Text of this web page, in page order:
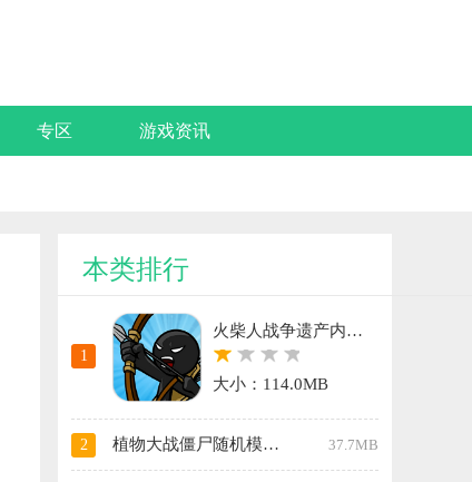
专区 游戏资讯
本类排行
1
火柴人战争遗产内置功能菜单中文版
大小：114.0MB
2 植物大战僵尸随机模仿者电脑版 37.7MB